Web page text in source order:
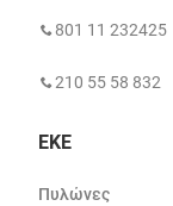
801 11 232425
210 55 58 832
ΕΚΕ
Πυλώνες